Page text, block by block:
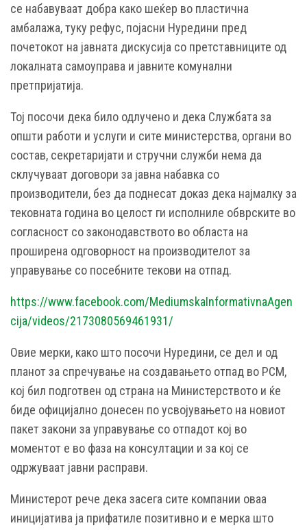
се набавуваат добра како шеќер во пластична
амбалажа, туку рефус, појасни Нуредини пред
почетокот на јавната дискусија со претставниците од
локалната самоуправа и јавните комунални
претпријатија.
Тој посочи дека било одлучено и дека Службата за
општи работи и услуги и сите министерства, органи во
состав, секретаријати и стручни служби нема да
склучуваат договори за јавна набавка со
производители, без да поднесат доказ дека најмалку за
тековната година во целост ги исполниле обврските во
согласност со законодавството во областа на
проширена одговорност на производителот за
управување со посебните текови на отпад.
https://www.facebook.com/MediumskaInformativnaAgen
cija/videos/2173080569461931/
Овие мерки, како што посочи Нуредини, се дел и од
планот за спречување на создавањето отпад во РСМ,
кој бил подготвен од страна на Министерството и ќе
биде официјално донесен по усвојувањето на новиот
пакет закони за управување со отпадот кој во
моментот е во фаза на консултации и за кој се
одржуваат јавни расправи.
Министерот рече дека засега сите компании оваа
иницијатива ја прифатиле позитивно и е мерка што